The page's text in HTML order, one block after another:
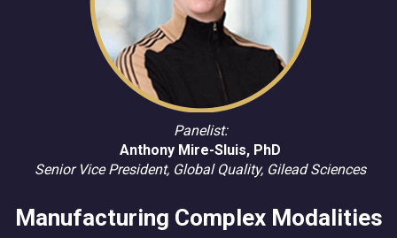
Panelist:
Anthony Mire-Sluis, PhD
Senior Vice President, Global Quality, Gilead Sciences
Manufacturing Complex Modalities